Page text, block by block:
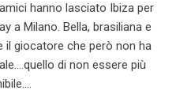
hanno lasciato Ibiza per
a Milano. Bella, brasiliana e
giocatore che però non ha
di non essere più